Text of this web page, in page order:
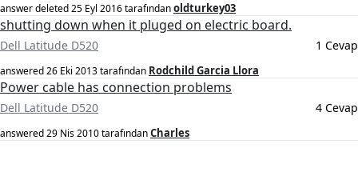
answer deleted25 Eyl 2016tarafındanoldturkey03
shutting down when it pluged on electric board.
Dell Latitude D520 1 Cevap
answered26 Eki 2013tarafından Rodchild Garcia Llora
Power cable has connection problems
Dell Latitude D520 4 Cevap
answered29 Nis 2010tarafındanCharles